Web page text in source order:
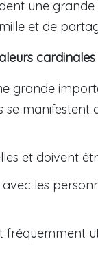
une
et de
cardinales
grande
se manifestent
et doivent
les
fréquemment